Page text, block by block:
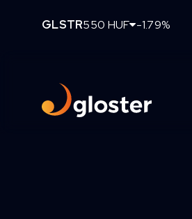
GLSTR550 HUF -1.79%